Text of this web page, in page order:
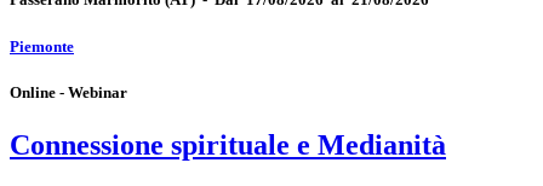
Piemonte
Online - Webinar
Connessione spirituale e Medianità